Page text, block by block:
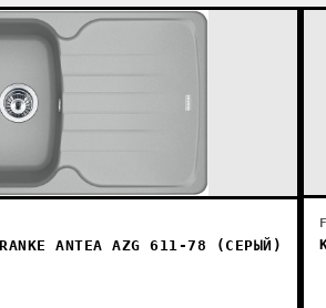
ANTEA AZG 611-78 (СЕРЫЙ)